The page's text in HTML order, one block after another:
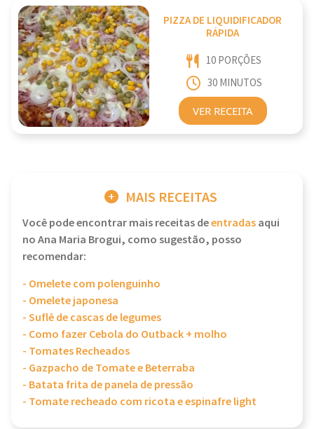
PIZZA DE LIQUIDIFICADOR
RÁPIDA
10 PORÇÕES
30 MINUTOS
VER RECEITA
MAIS RECEITAS
Você pode encontrar mais receitas deentradasaqui
no Ana Maria Brogui, como sugestão, posso
recomendar:
- Omelete com polenguinho
- Omelete japonesa
- Suflê de cascas de legumes
- Como fazer Cebola do Outback + molho
- Tomates Recheados
- Gazpacho de Tomate e Beterraba
- Batata frita de panela de pressão
- Tomate recheado com ricota e espinafre light